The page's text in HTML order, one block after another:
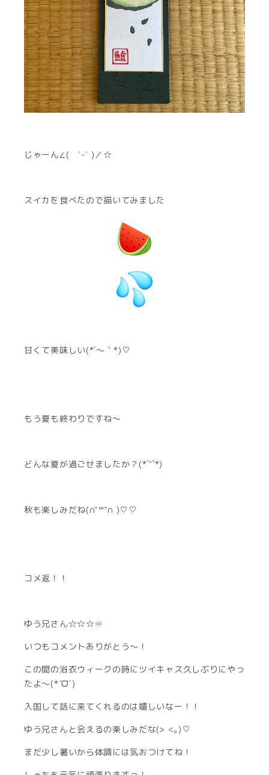
じゃーん∠( ˙-˙ )／☆
スイカを食べたので描いてみました
甘くて美味しい(*´～｀*)♡
もう夏も終わりですね〜
どんな夏が過ごせましたか？(*´˘`*)
秋も楽しみだね(∩˘꒳˘∩ )♡♡
コメ返！！
ゆう兄さん☆☆☆♾
いつもコメントありがとう〜！
この間の浴衣ウィークの時にツイキャス久しぶりにやっ
たよ〜(*ˊᗜˋ)
入国して話に来てくれるのは嬉しいなー！！
ゆう兄さんと会えるの楽しみだな(> <｡)♡
まだ少し暑いから体調には気おつけてね！